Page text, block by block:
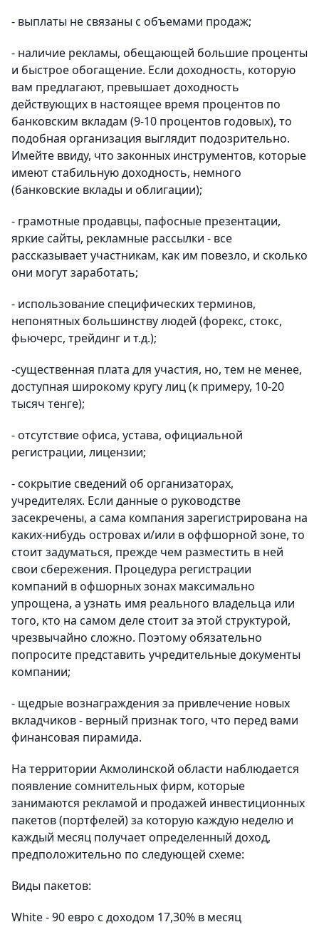
- выплаты не связаны с объемами продаж;
- наличие рекламы, обещающей большие проценты
и быстрое обогащение. Если доходность, которую
вам предлагают, превышает доходность
действующих в настоящее время процентов по
банковским вкладам (9-10 процентов годовых), то
подобная организация выглядит подозрительно.
Имейте ввиду, что законных инструментов, которые
имеют стабильную доходность, немного
(банковские вклады и облигации);
- грамотные продавцы, пафосные презентации,
яркие сайты, рекламные рассылки - все
рассказывает участникам, как им повезло, и сколько
они могут заработать;
- использование специфических терминов,
непонятных большинству людей (форекс, стокс,
фьючерс, трейдинг и т.д.);
-существенная плата для участия, но, тем не менее,
доступная широкому кругу лиц (к примеру, 10-20
тысяч тенге);
- отсутствие офиса, устава, официальной
регистрации, лицензии;
- сокрытие сведений об организаторах,
учредителях. Если данные о руководстве
засекречены, а сама компания зарегистрирована на
каких-нибудь островах и/или в оффшорной зоне, то
стоит задуматься, прежде чем разместить в ней
свои сбережения. Процедура регистрации
компаний в офшорных зонах максимально
упрощена, а узнать имя реального владельца или
того, кто на самом деле стоит за этой структурой,
чрезвычайно сложно. Поэтому обязательно
попросите представить учредительные документы
компании;
- щедрые вознаграждения за привлечение новых
вкладчиков - верный признак того, что перед вами
финансовая пирамида.
На территории Акмолинской области наблюдается
появление сомнительных фирм, которые
занимаются рекламой и продажей инвестиционных
пакетов (портфелей) за которую каждую неделю и
каждый месяц получает определенный доход,
предположительно по следующей схеме:
Виды пакетов:
White - 90 евро с доходом 17,30% в месяц